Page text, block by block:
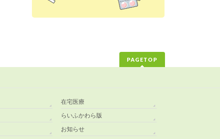
PAGETOP
在宅医療
らいふかわら版
お知らせ